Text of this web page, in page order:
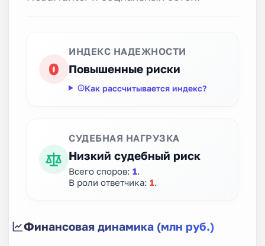
0
ИНДЕКС НАДЕЖНОСТИ
Повышенные риски
Как рассчитывается индекс?
СУДЕБНАЯ НАГРУЗКА
Низкий судебный риск
Всего споров: 1
В роли ответчика: 1
Финансовая динамика (млн руб.)